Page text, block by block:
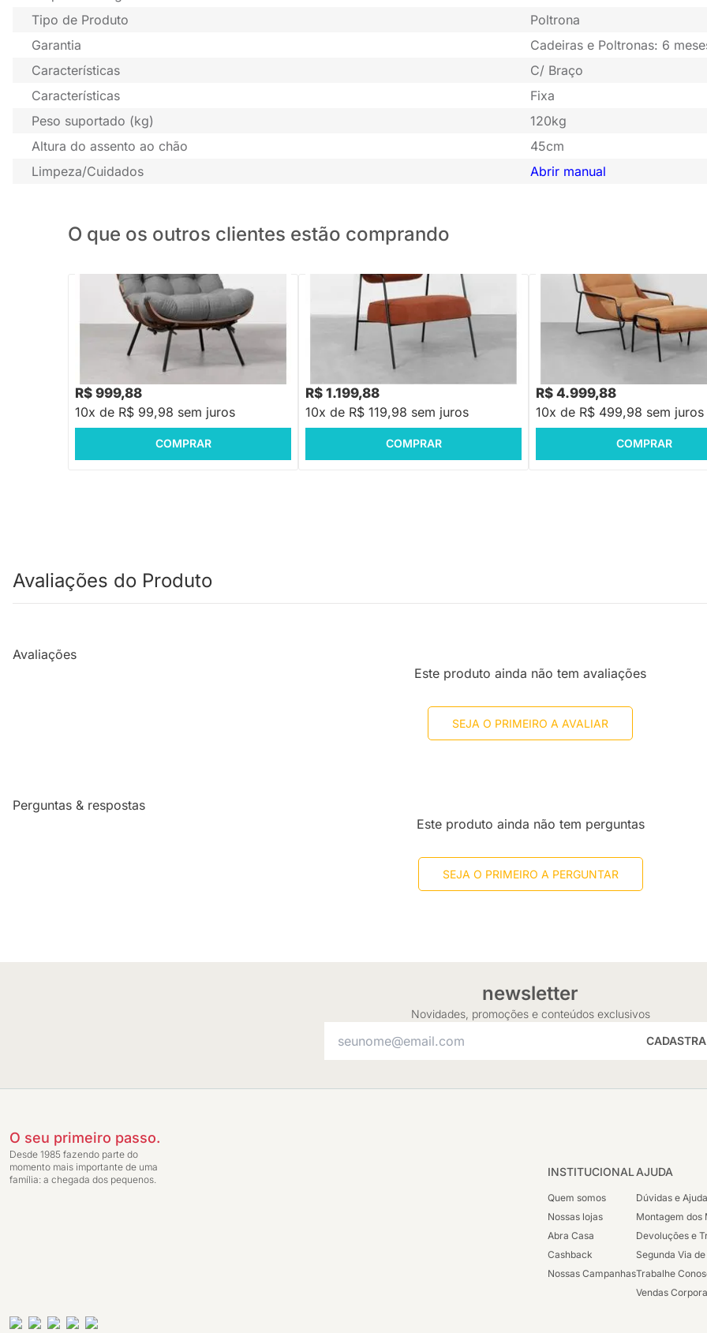
Tipo de Produto
Poltrona
Garantia
Cadeiras e Poltronas: 6
Características
C/ Braço
Características
Fixa
Peso suportado (kg)
120kg
Altura do assento ao chão
45cm
Limpeza/Cuidados
Abrir manual
O que os outros clientes estão comprando
PRONTA ENTREGA
Poltrona Costela Algodão Slim – Grafite
-37%
R$ 999,88
10x de R$ 99,98 sem juros
COMPRAR
PRONTA ENTREGA
Poltrona Hall Botonê - Terracota
R$ 1.199,88
10x de R$ 119,98 sem juros
COMPRAR
Poltrona Maggiolina com Puff -
Ocre
R$ 4.999,88
10x de R$ 499,98 sem juros
COMPRAR
Avaliações do Produto
Avaliações
Este produto ainda não tem avaliações
SEJA O PRIMEIRO A AVALIAR
Perguntas & respostas
Este produto ainda não tem perguntas
SEJA O PRIMEIRO A PERGUNTAR
newsletter
Novidades, promoções e conteúdos exclusivos
O seu primeiro passo.
Desde 1985 fazendo parte do
momento mais importante de uma
família: a chegada dos pequenos.
INSTITUCIONAL
Quem somos
Nossas lojas
Abra Casa
Cashback
Nossas Campanhas
AJUDA
Dúvidas e
Montagem dos
Devoluções e
Segunda Via
Trabalhe
Vendas